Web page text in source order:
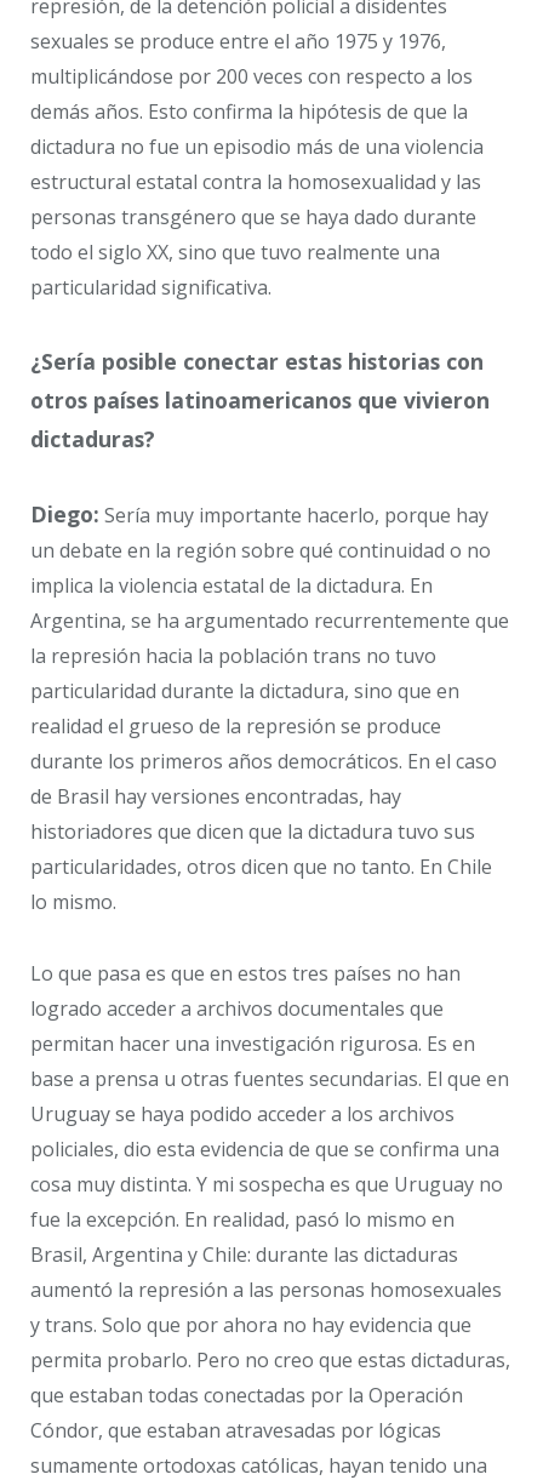
represión, de la detención policial a disidentes
sexuales se produce entre el año 1975 y 1976,
multiplicándose por 200 veces con respecto a los
demás años. Esto confirma la hipótesis de que la
dictadura no fue un episodio más de una violencia
estructural estatal contra la homosexualidad y las
personas transgénero que se haya dado durante
todo el siglo XX, sino que tuvo realmente una
particularidad significativa.
¿Sería posible conectar estas historias con
otros países latinoamericanos que vivieron
dictaduras?
Diego: Sería muy importante hacerlo, porque hay
un debate en la región sobre qué continuidad o no
implica la violencia estatal de la dictadura. En
Argentina, se ha argumentado recurrentemente que
la represión hacia la población trans no tuvo
particularidad durante la dictadura, sino que en
realidad el grueso de la represión se produce
durante los primeros años democráticos. En el caso
de Brasil hay versiones encontradas, hay
historiadores que dicen que la dictadura tuvo sus
particularidades, otros dicen que no tanto. En Chile
lo mismo.
Lo que pasa es que en estos tres países no han
logrado acceder a archivos documentales que
permitan hacer una investigación rigurosa. Es en
base a prensa u otras fuentes secundarias. El que en
Uruguay se haya podido acceder a los archivos
policiales, dio esta evidencia de que se confirma una
cosa muy distinta. Y mi sospecha es que Uruguay no
fue la excepción. En realidad, pasó lo mismo en
Brasil, Argentina y Chile: durante las dictaduras
aumentó la represión a las personas homosexuales
y trans. Solo que por ahora no hay evidencia que
permita probarlo. Pero no creo que estas dictaduras,
que estaban todas conectadas por la Operación
Cóndor, que estaban atravesadas por lógicas
sumamente ortodoxas católicas, hayan tenido una